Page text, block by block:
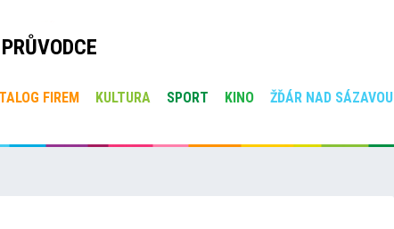
FIREM KULTURA SPORT KINO ŽĎÁR NAD SÁZAVOU